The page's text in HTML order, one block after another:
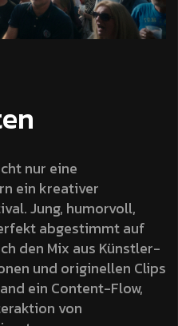
nur eine
ein kreativer
Jung, humorvoll,
abgestimmt auf
den Mix aus Künstler-
und originellen Clips
ein Content-Flow,
von